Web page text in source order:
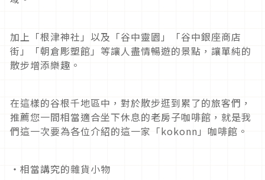
加上「根津神社」以及「谷中靈園」「谷中銀座商店
街」「朝倉彫塑館」等讓人盡情暢遊的景點，讓單純的
散步增添樂趣。
在這樣的谷根千地區中，對於散步逛到累了的旅客們，
推薦您一間相當適合坐下休息的老房子咖啡館，就是我
們這一次要為各位介紹的這一家「kokonn」咖啡館。
・相當講究的雜貨小物